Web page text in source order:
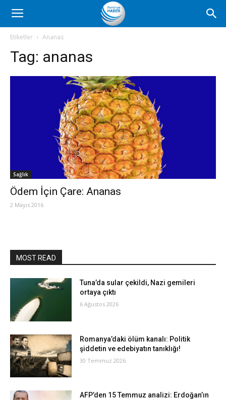
Romanya
Haber
Etiketler Ananas
Tag: ananas
Sağlık
Ödem İçin Çare: Ananas
2 Mayıs 2016
MOST READ
Tuna’da sular çekildi, Nazi gemileri
ortaya çıktı
6 Ağustos 2026
Romanya’daki ölüm kanalı: Politik
şiddetin ve edebiyatın tanıklığı!
30 Temmuz 2026
AFP’den 15 Temmuz analizi: Erdoğan’ın